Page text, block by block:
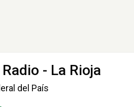
- La Rioja
del País